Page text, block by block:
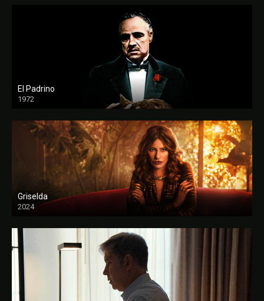
El Padrino
1972
FULL HD
Griselda
2024